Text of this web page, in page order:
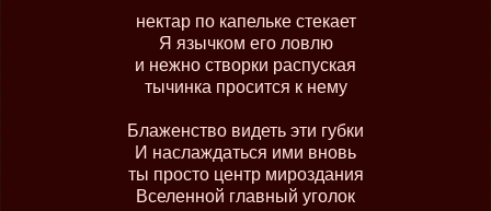
нектар по капельке стекает
Я язычком его ловлю
и нежно створки распуская
тычинка просится к нему
Блаженство видеть эти губки
И наслаждаться ими вновь
ты просто центр мироздания
Вселенной главный уголок